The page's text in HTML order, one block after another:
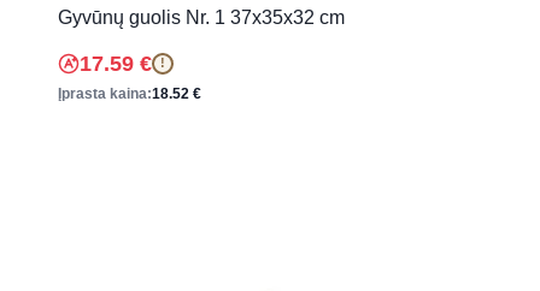
Gyvūnų guolis Nr. 1 37x35x32 cm
17.59 € !
Įprasta kaina:18.52 €